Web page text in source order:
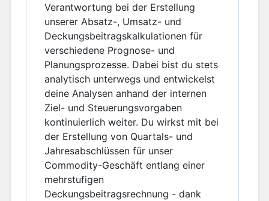
Verantwortung bei der Erstellung
unserer Absatz-, Umsatz- und
Deckungsbeitragskalkulationen für
verschiedene Prognose- und
Planungsprozesse. Dabei bist du stets
analytisch unterwegs und entwickelst
deine Analysen anhand der internen
Ziel- und Steuerungsvorgaben
kontinuierlich weiter. Du wirkst mit bei
der Erstellung von Quartals- und
Jahresabschlüssen für unser
Commodity-Geschäft entlang einer
mehrstufigen
Deckungsbeitragsrechnung - dank